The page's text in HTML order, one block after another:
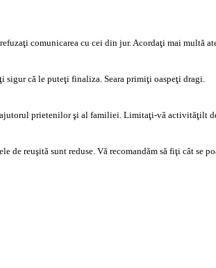
comunicarea cu cei din jur. Acordaţi mai multă
că le puteţi finaliza. Seara primiţi oaspeţi dragi.
ajutorul prietenilor şi al familiei. Limitaţi-vă activităţilt
reuşită sunt reduse. Vă recomandăm să fiţi cât se